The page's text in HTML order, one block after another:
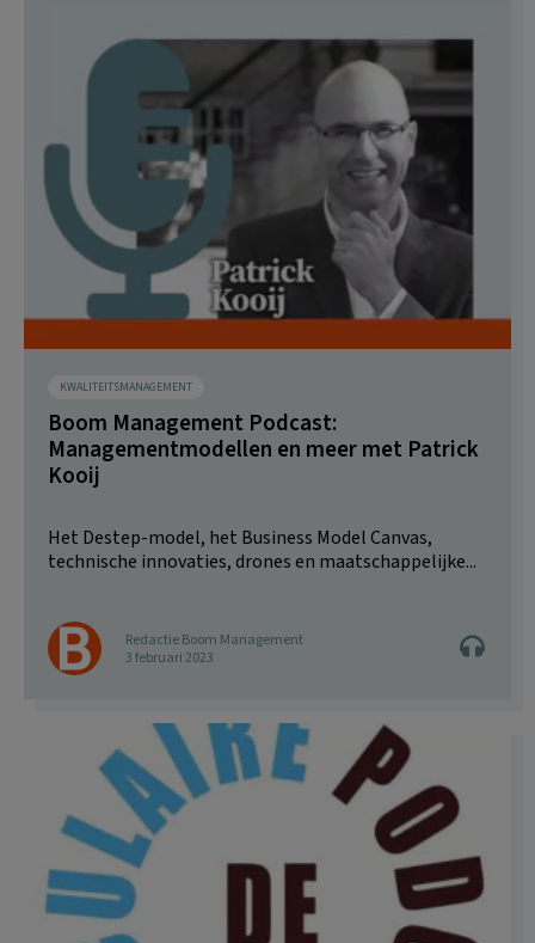
KWALITEITSMANAGEMENT
Boom Management Podcast:
Managementmodellen en meer met Patrick
Kooij
Het Destep-model, het Business Model Canvas,
technische innovaties, drones en maatschappelijke...
Redactie Boom Management
3 februari 2023